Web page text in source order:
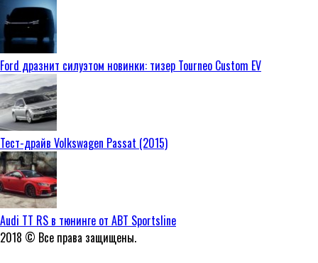
Ford дразнит силуэтом новинки: тизер Tourneo Custom EV
Тест-драйв Volkswagen Passat (2015)
Audi TT RS в тюнинге от ABT Sportsline
2018 © Все права защищены.